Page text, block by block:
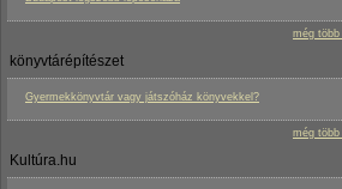
még
könyvtárépítészet
Gyermekkönyvtár vagy játszóház könyvekkel?
még
Kultúra.hu